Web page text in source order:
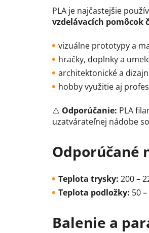
PLA je najčastejšie
vzdelávacích pomôcok
vizuálne prototypy a
hračky, doplnky a
architektonické a
hobby využitie aj
⚠️ Odporúčanie: PLA
uzatvárateľnej nádobe so
Odporúčané
Teplota trysky: 200 –
Teplota podložky: 50
Balenie a